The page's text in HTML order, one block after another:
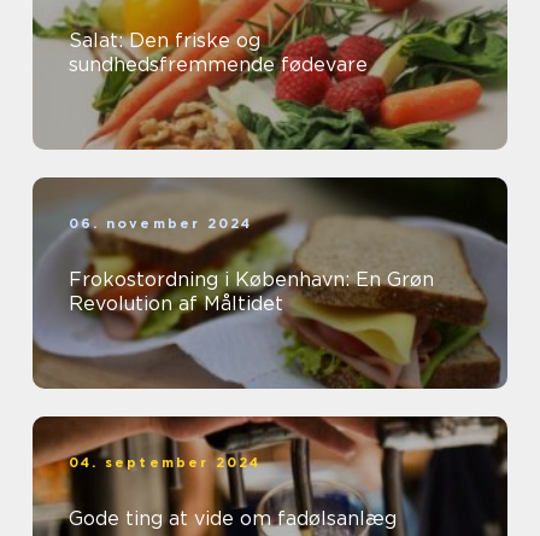
Salat: Den friske og
sundhedsfremmende fødevare
06. november 2024
Frokostordning i København: En Grøn
Revolution af Måltidet
04. september 2024
Gode ting at vide om fadølsanlæg